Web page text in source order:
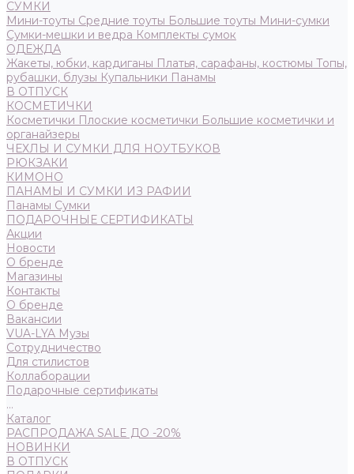
СУМКИ
Мини-тоуты Средние тоуты Большие тоуты Мини-сумки
Сумки-мешки и ведра Комплекты сумок
ОДЕЖДА
Жакеты, юбки, кардиганы Платья, сарафаны, костюмы Топы,
рубашки, блузы Купальники Панамы
В ОТПУСК
КОСМЕТИЧКИ
Косметички Плоские косметички Большие косметички и
органайзеры
ЧЕХЛЫ И СУМКИ ДЛЯ НОУТБУКОВ
РЮКЗАКИ
КИМОНО
ПАНАМЫ И СУМКИ ИЗ РАФИИ
Панамы Сумки
ПОДАРОЧНЫЕ СЕРТИФИКАТЫ
Акции
Новости
О бренде
Магазины
Контакты
О бренде
Вакансии
VUA-LYA Музы
Сотрудничество
Для стилистов
Коллаборации
Подарочные сертификаты
...
Каталог
РАСПРОДАЖА SALE ДО -20%
НОВИНКИ
В ОТПУСК